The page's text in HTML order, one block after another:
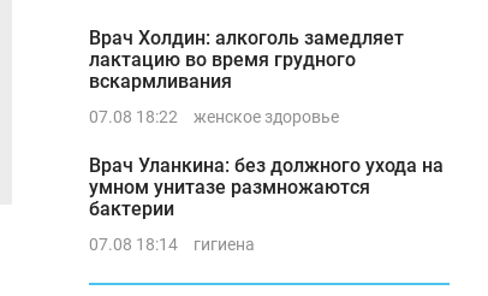
Врач Холдин: алкоголь замедляет
лактацию во время грудного
вскармливания
07.08 18:22 женское здоровье
Врач Уланкина: без должного ухода на
умном унитазе размножаются
бактерии
07.08 18:14 гигиена